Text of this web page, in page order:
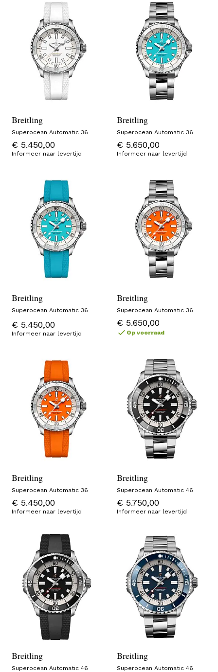
Breitling
Superocean Automatic 36
€ 5.450,00
Informeer naar levertijd
Breitling
Superocean Automatic 36
€ 5.650,00
Informeer naar levertijd
Breitling
Superocean Automatic 36
€ 5.450,00
Informeer naar levertijd
Breitling
Superocean Automatic 36
€ 5.650,00
Op voorraad
Breitling
Superocean Automatic 36
€ 5.450,00
Informeer naar levertijd
Breitling
Superocean Automatic 46
€ 5.750,00
Informeer naar levertijd
Breitling
Superocean Automatic 46
Breitling
Superocean Automatic 46